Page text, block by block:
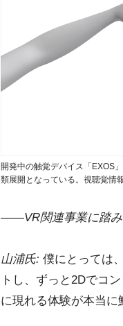
開発中の触覚デバイス「EXOS
類展開となっている。視聴覚情
――VR関連事業に踏み
山浦氏: 僕にとっては
トし、ずっと2Dでコ
に現れる体験が本当に